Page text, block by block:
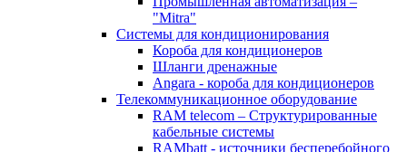
"Mitra"
Системы для кондиционирования
Короба для кондиционеров
Шланги дренажные
Angara - короба для кондиционеров
Телекоммуникационное оборудование
RAM telecom – Структурированные
кабельные системы
RAMbatt - источники бесперебойного